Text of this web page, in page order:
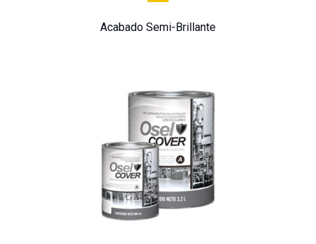
Acabado Semi-Brillante